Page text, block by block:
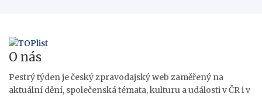
O nás
Pestrý týden je český zpravodajský web zaměřený na
aktuální dění, společenská témata, kulturu a události v ČR i v